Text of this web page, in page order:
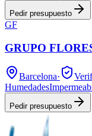
Pedir presupuesto
GF
GRUPO
Barcelona·
Humedades
Pedir presupuesto